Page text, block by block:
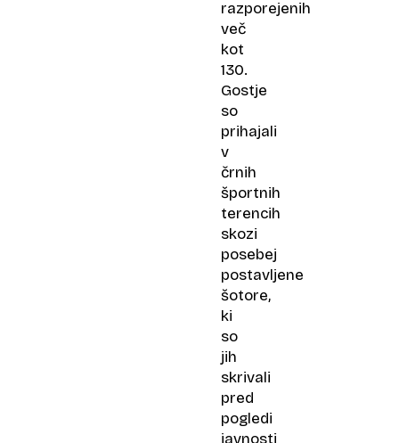
razporejenih
več
kot
130.
Gostje
so
prihajali
v
črnih
športnih
terencih
skozi
posebej
postavljene
šotore,
ki
so
jih
skrivali
pred
pogledi
javnosti